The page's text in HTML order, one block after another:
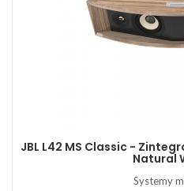
JBL L42 MS Classic -
Natural
Systemy